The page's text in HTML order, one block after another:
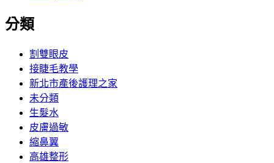
分類
割雙眼皮
接睫毛教學
新北市產後護理之家
未分類
生髮水
皮膚過敏
縮鼻翼
高雄整形